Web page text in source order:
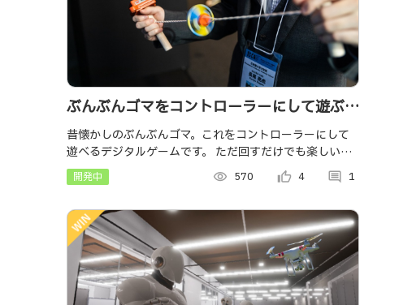
ぶんぶんゴマをコントローラーにして遊ぶデ
ジタルゲーム
昔懐かしのぶんぶんゴマ。これをコントローラーにして
遊べるデジタルゲームです。 ただ回すだけでも楽しい玩
具をもっと面白く、楽しいコンテンツへ。
開発中 visibility 570 thumb_up_alt 4 comment 1